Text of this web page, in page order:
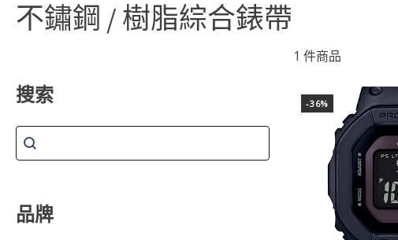
不鏽鋼 / 樹脂綜合錶帶
搜索
搜索
品牌
1 件商品
-36%